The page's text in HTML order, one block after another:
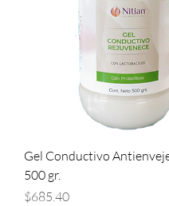
Gel Conductivo
500 gr.
Precio
$685.40